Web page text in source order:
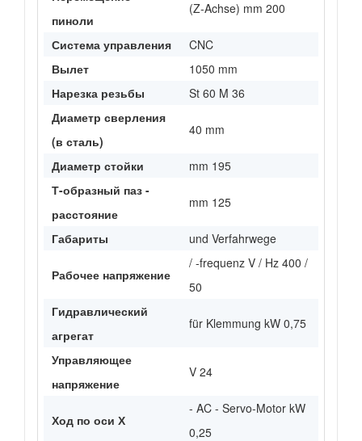
пиноли
(Z-Achse) mm 200
Система управления
CNC
Вылет
1050 mm
Нарезка резьбы
St 60 M 36
Диаметр сверления
(в сталь)
40 mm
Диаметр стойки
mm 195
Т-образный паз -
расстояние
mm 125
Габариты und Verfahrwege
Рабочее напряжение
/ -frequenz V / Hz 400 /
50
Гидравлический
агрегат
für Klemmung kW 0,75
Управляющее
напряжение
V 24
Ход по оси Х
- AC - Servo-Motor kW
0,25